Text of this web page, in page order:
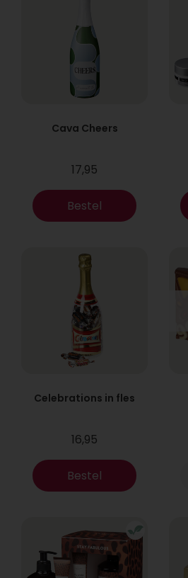
Cava Cheers
17,95
Bestel
Celebrations in fles
16,95
Bestel